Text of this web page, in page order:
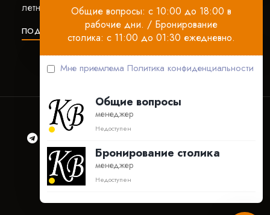
летних …
ПОДРОБНЕЕ
Ресторан Бронирование
Общие вопросы: с 10:00 до 18:00 в
рабочие дни. / Бронирование
столика: с 11:00 до 01:30 ежедневно.
Мне приемлема Политика конфиденциальности
Общие вопросы
менеджер
Недоступен
Бронирование столика
менеджер
Недоступен